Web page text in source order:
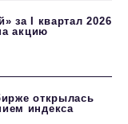
за I квартал 2026
акцию
открылась
индекса